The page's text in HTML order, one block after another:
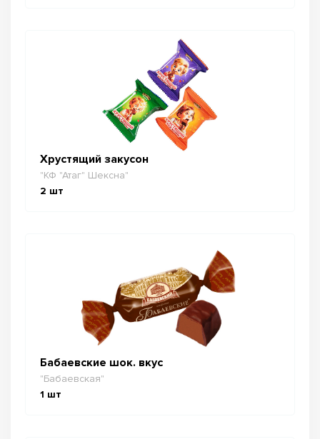
Хрустящий закусон
"КФ "Атаг" Шексна"
2 шт
Бабаевские шок. вкус
"Бабаевская"
1 шт